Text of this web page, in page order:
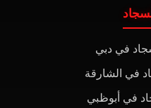
في دبي
في الشارقة
في أبوظبي